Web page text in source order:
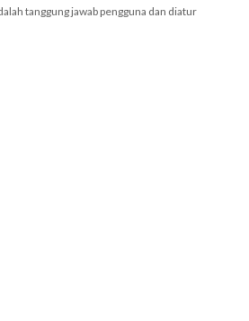
tanggung jawab pengguna dan diatur